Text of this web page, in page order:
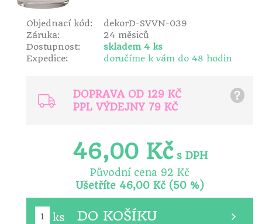
Objednací kód:
dekorD-SVVN-039
Záruka:
24 měsiců
Dostupnost:
skladem 4 ks
Expedice:
doručíme k vám do 48 hodin
DOPRAVA OD 129 KČ
?
PPL VÝDEJNY 79 KČ
46,00 Kčs DPH
Původní cena 92 Kč
Ušetříte 46,00 Kč (50 %)
ks